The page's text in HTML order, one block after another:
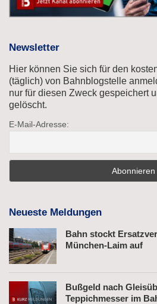
Newsletter
Hier können Sie sich für den
(täglich) von Bahnblogstelle
nur für diesen Zweck gespeichert
gelöscht.
E-Mail-Adresse:
Neueste Meldungen
Bahn stockt
München-Laim auf
Bußgeld nach
Teppichmesser im